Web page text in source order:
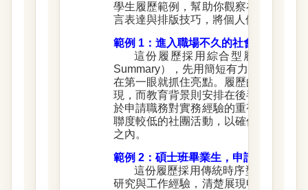
學生履歷範例，幫助你觀察在不同情境
言表達與排版技巧，將個人優勢最大化
範例 1：進入職場不久的社會新鮮人，
這份履歷採用綜合型履歷架構，
Summary），先用簡短有力的文字說
在第一眼就抓住亮點。履歷的主要內容
現，而教育背景則安排在後半段，避免
於申請職務對實務經驗的重視程度較高
聯度較低的社團活動，以確保版面精簡
之內。
範例 2：碩士班畢業生，申請學術界相
這份履歷採用傳統時序型履歷架構
研究與工作經驗，清楚展現申請人穩定